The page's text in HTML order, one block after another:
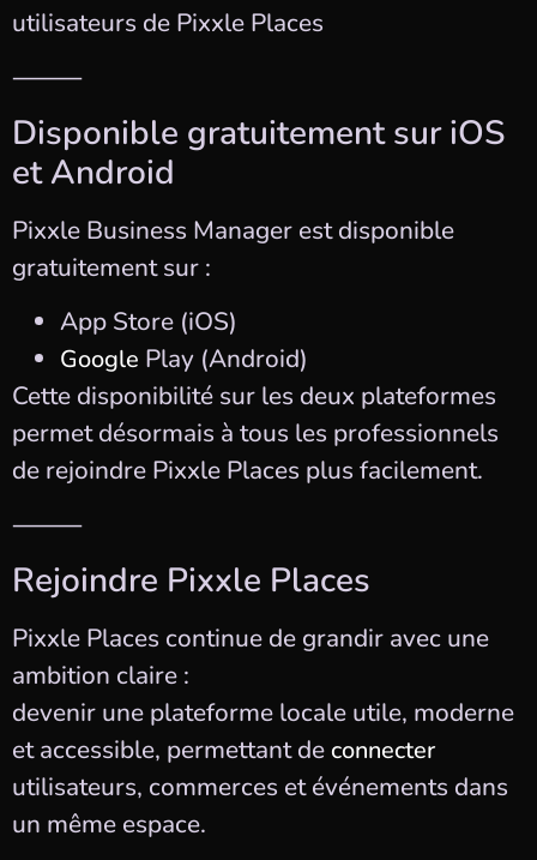
utilisateurs de Pixxle Places
⸻
Disponible gratuitement sur iOS
et Android
Pixxle Business Manager est disponible
gratuitement sur :
App Store (iOS)
Google Play (Android)
Cette disponibilité sur les deux plateformes
permet désormais à tous les professionnels
de rejoindre Pixxle Places plus facilement.
⸻
Rejoindre Pixxle Places
Pixxle Places continue de grandir avec une
ambition claire :
devenir une plateforme locale utile, moderne
et accessible, permettant de connecter
utilisateurs, commerces et événements dans
un même espace.